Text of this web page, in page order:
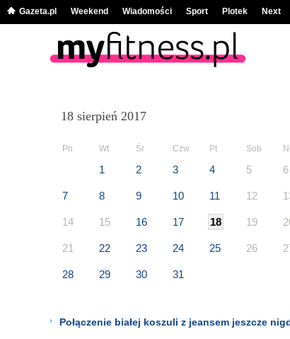
Gazeta.pl Weekend Wiadomości Sport Plotek Next
18 sierpień 2017
Pn Wt Śr Czw Pt Sob
1 2 3 4 5 6
7 8 9 10 11 12
14 15 16 17 18 19
21 22 23 24 25 26
28 29 30 31
Połączenie białej koszuli z jeansem jeszcze